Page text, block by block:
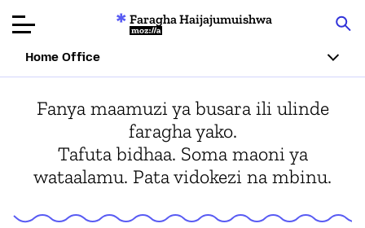
Ukaguzi wa
Bidhaa
Articles
Faragha Haijajumuishwa
Mozilla
Home Office
Fanya maamuzi ya busara ili ulinde
faragha yako.
Tafuta bidhaa. Soma maoni ya
wataalamu. Pata vidokezi na mbinu.